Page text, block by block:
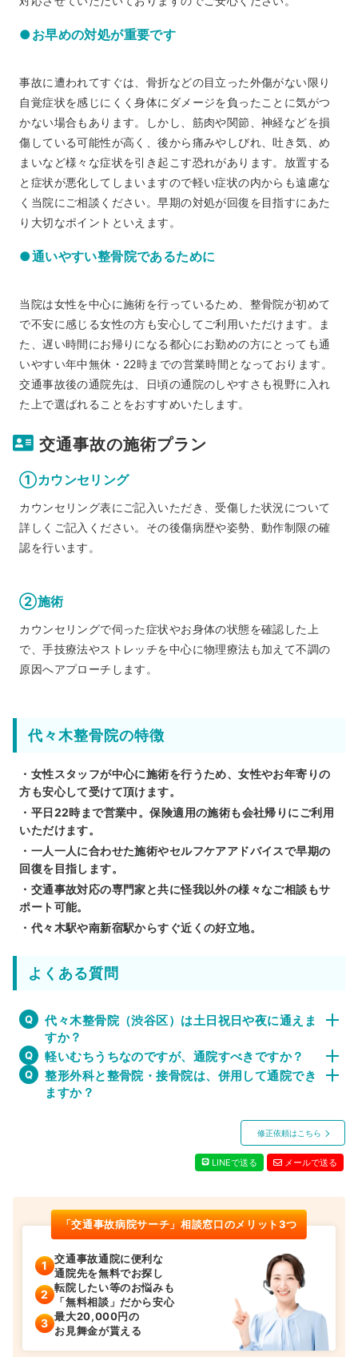
●お早めの対処が重要です
事故に遭われてすぐは、骨折などの目立った外傷がない限り
自覚症状を感じにくく身体にダメージを負ったことに気がつ
かない場合もあります。しかし、筋肉や関節、神経などを損
傷している可能性が高く、後から痛みやしびれ、吐き気、め
まいなど様々な症状を引き起こす恐れがあります。放置する
と症状が悪化してしまいますので軽い症状の内からも遠慮な
く当院にご相談ください。早期の対処が回復を目指すにあた
り大切なポイントといえます。
●通いやすい整骨院であるために
当院は女性を中心に施術を行っているため、整骨院が初めて
で不安に感じる女性の方も安心してご利用いただけます。ま
た、遅い時間にお帰りになる都心にお勤めの方にとっても通
いやすい年中無休・22時までの営業時間となっております。
交通事故後の通院先は、日頃の通院のしやすさも視野に入れ
た上で選ばれることをおすすめいたします。
交通事故の施術プラン
①カウンセリング
カウンセリング表にご記入いただき、受傷した状況について
詳しくご記入ください。その後傷病歴や姿勢、動作制限の確
認を行います。
②施術
カウンセリングで伺った症状やお身体の状態を確認した上
で、手技療法やストレッチを中心に物理療法も加えて不調の
原因へアプローチします。
代々木整骨院の特徴
・女性スタッフが中心に施術を行うため、女性やお年寄りの
方も安心して受けて頂けます。
・平日22時まで営業中。保険適用の施術も会社帰りにご利用
いただけます。
・一人一人に合わせた施術やセルフケアアドバイスで早期の
回復を目指します。
・交通事故対応の専門家と共に怪我以外の様々なご相談もサ
ポート可能。
・代々木駅や南新宿駅からすぐ近くの好立地。
よくある質問
代々木整骨院（渋谷区）は土日祝日や夜に通えま
すか？
軽いむちうちなのですが、通院すべきですか？
整形外科と整骨院・接骨院は、併用して通院でき
ますか？
修正依頼はこちら
LINEで送る メールで送る
「交通事故病院サーチ」相談窓口のメリット3つ
交通事故通院に便利な
通院先を無料でお探し
転院したい等のお悩みも
「無料相談」だから安心
最大20,000円の
お見舞金が貰える